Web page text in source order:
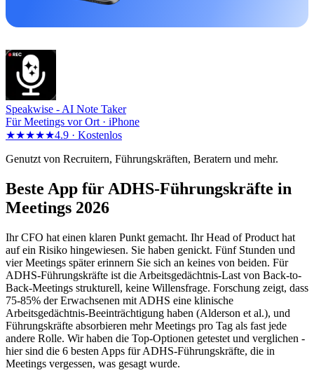
Speakwise - AI Note Taker
Für Meetings vor Ort · iPhone
★★★★★4.9 · Kostenlos
Genutzt von Recruitern, Führungskräften, Beratern und mehr.
Beste App für ADHS-Führungskräfte in
Meetings 2026
Ihr CFO hat einen klaren Punkt gemacht. Ihr Head of Product hat
auf ein Risiko hingewiesen. Sie haben genickt. Fünf Stunden und
vier Meetings später erinnern Sie sich an keines von beiden. Für
ADHS-Führungskräfte ist die Arbeitsgedächtnis-Last von Back-to-
Back-Meetings strukturell, keine Willensfrage. Forschung zeigt, dass
75-85% der Erwachsenen mit ADHS eine klinische
Arbeitsgedächtnis-Beeinträchtigung haben (Alderson et al.), und
Führungskräfte absorbieren mehr Meetings pro Tag als fast jede
andere Rolle. Wir haben die Top-Optionen getestet und verglichen -
hier sind die 6 besten Apps für ADHS-Führungskräfte, die in
Meetings vergessen, was gesagt wurde.